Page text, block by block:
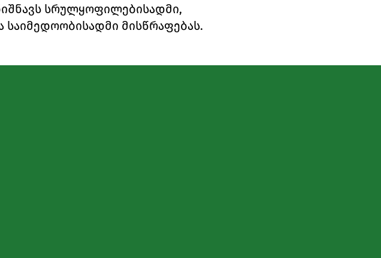
სრულყოფილებისადმი,
საიმედოობისადმი მისწრაფებას.